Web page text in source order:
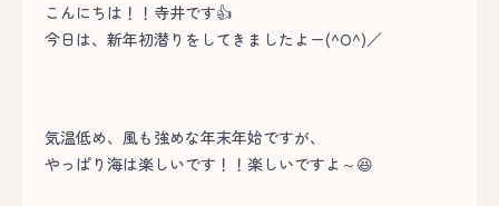
こんにちは！！寺井です👍
今日は、新年初潜りをしてきましたよー(^O^)／
気温低め、風も強めな年末年始ですが、
やっぱり海は楽しいです！！楽しいですよ～😆